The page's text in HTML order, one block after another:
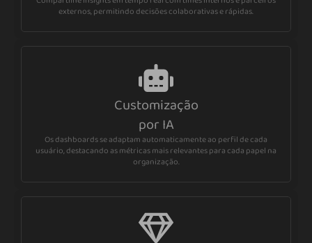
externos, permitindo decisões colaborativas e rápidas.
Customização
por IA
Os dashboards se adaptam automaticamente ao perfil de cada
usuário, destacando as métricas mais relevantes para cada papel na
organização.